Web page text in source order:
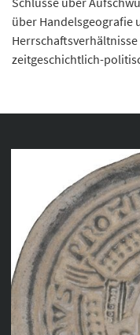
über Handelsgeografie
zeitgeschichtlich-